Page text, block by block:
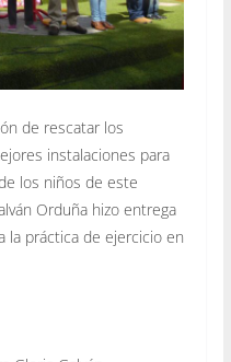
de rescatar los
instalaciones para
los niños de este
Orduña hizo entrega
la práctica de ejercicio en